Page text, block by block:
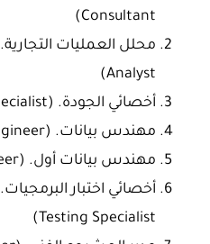
Consultant)
Analyst)
أخصائي الجودة. (Quality Specialist)
مهندس بيانات. (Data Engineer)
مهندس بيانات أول. (Senior Data Engineer)
Testing Specialist)